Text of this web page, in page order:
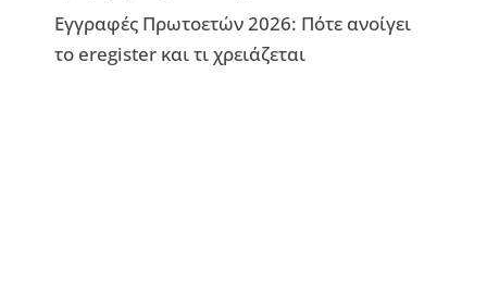
Εγγραφές Πρωτοετών 2026: Πότε ανοίγει
το eregister και τι χρειάζεται